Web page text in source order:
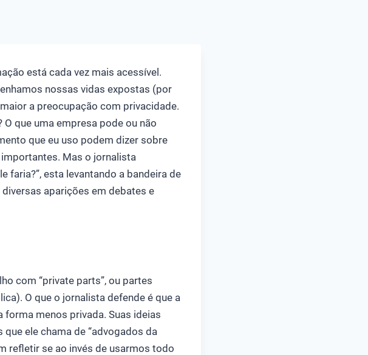
está cada vez mais acessível.
nossas vidas expostas (por
a preocupação com privacidade.
que uma empresa pode ou não
que eu uso podem dizer sobre
Mas o jornalista
faria?”, esta levantando a bandeira de
aparições em debates e
com “private parts”, ou partes
O que o jornalista defende é que a
menos privada. Suas ideias
ele chama de “advogados da
refletir se ao invés de usarmos todo